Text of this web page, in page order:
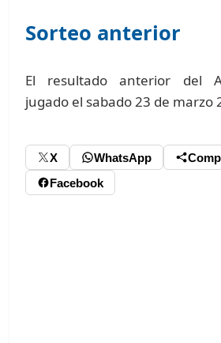
Sorteo anterior
El resultado anterior del
jugado el sabado 23 de marzo
X WhatsApp
Facebook